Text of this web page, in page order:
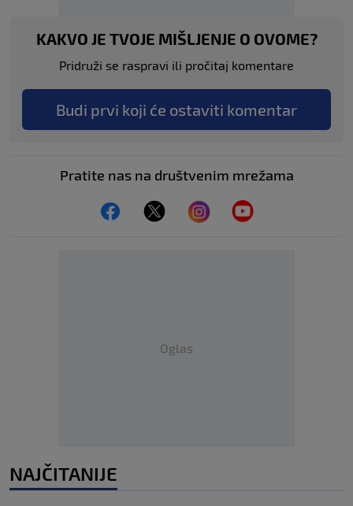
KAKVO JE TVOJE MIŠLJENJE O OVOME?
Pridruži se raspravi ili pročitaj komentare
Budi prvi koji će ostaviti komentar
Pratite nas na društvenim mrežama
Oglas
NAJČITANIJE